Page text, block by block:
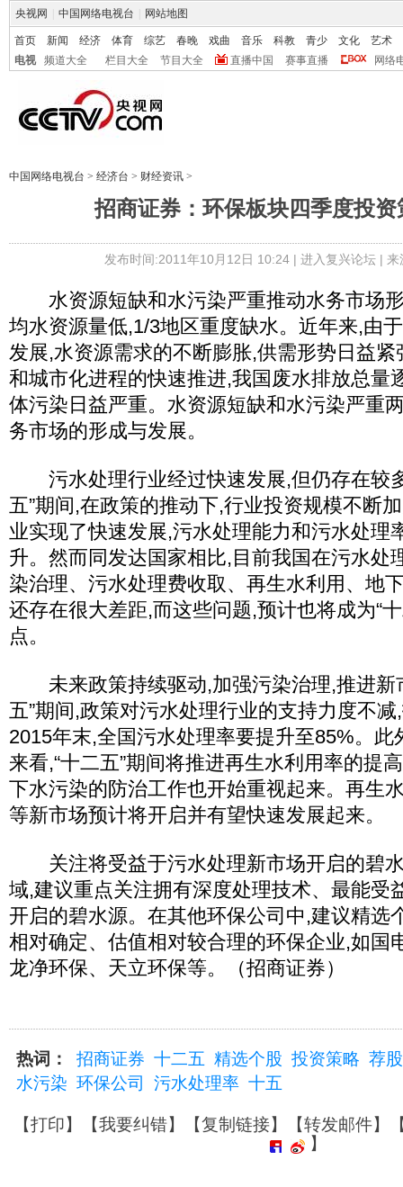
央视网 中国网络电视台 网站地图
首页 新闻 经济 体育 综艺 春晚 戏曲 音乐 科教 青少 文化
艺术
电视
频道大全 栏目大全 节目大全 直播中国 赛事直播 网络
中国网络电视台 > 经济台 > 财经资讯 >
招商证券：环保板块四季度投资
发布时间:2011年10月12日 10:24 | 进入复兴论坛| 来
水资源短缺和水污染严重推动水务市场
均水资源量低,1/3地区重度缺水。近年来,由
发展,水资源需求的不断膨胀,供需形势日益
和城市化进程的快速推进,我国废水排放总量
体污染日益严重。水资源短缺和水污染严重
务市场的形成与发展。
污水处理行业经过快速发展,但仍存在较多
五”期间,在政策的推动下,行业投资规模不断
业实现了快速发展,污水处理能力和污水处理
升。然而同发达国家相比,目前我国在污水处
染治理、污水处理费收取、再生水利用、地
还存在很大差距,而这些问题,预计也将成为“
点。
未来政策持续驱动,加强污染治理,推进新
五”期间,政策对污水处理行业的支持力度不
2015年末,全国污水处理率要提升至85%。此
来看,“十二五”期间将推进再生水利用率的提
下水污染的防治工作也开始重视起来。再生
等新市场预计将开启并有望快速发展起来。
关注将受益于污水处理新市场开启的碧
域,建议重点关注拥有深度处理技术、最能受
开启的碧水源。在其他环保公司中,建议精选
相对确定、估值相对较合理的环保企业,如国
龙净环保、天立环保等。（招商证券）
热词： 招商证券 十二五 精选个股 投资策略 荐股
水污染 环保公司 污水处理率 十五
【打印】【我要纠错】【复制链接】【转发邮件】
】